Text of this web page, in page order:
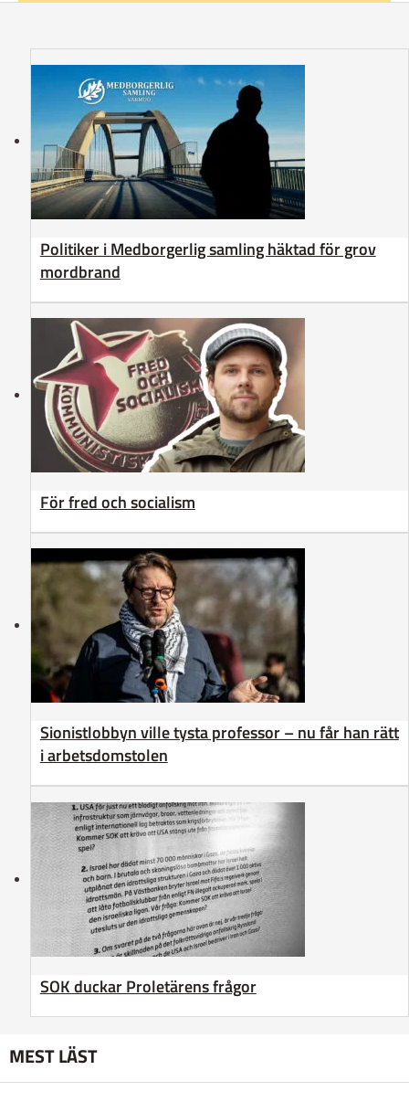
Politiker i Medborgerlig samling häktad för grov
mordbrand
För fred och socialism
Sionistlobbyn ville tysta professor – nu får han rätt
i arbetsdomstolen
SOK duckar Proletärens frågor
MEST LÄST